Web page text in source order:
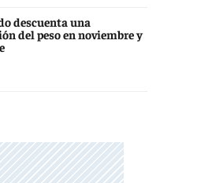
descuenta una
del peso en noviembre y